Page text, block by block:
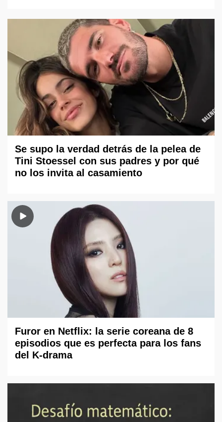
Se supo la verdad detrás de la pelea de
Tini Stoessel con sus padres y por qué
no los invita al casamiento
Furor en Netflix: la serie coreana de 8
episodios que es perfecta para los fans
del K-drama